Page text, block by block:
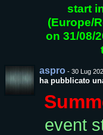
start
(Europe/
on 31/08/
aspro - 30 Lug
ha pubblicato
event